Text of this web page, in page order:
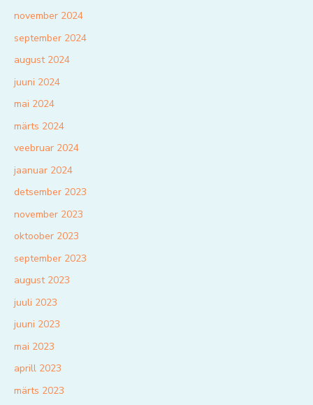
november 2024
september 2024
august 2024
juuni 2024
mai 2024
märts 2024
veebruar 2024
jaanuar 2024
detsember 2023
november 2023
oktoober 2023
september 2023
august 2023
juuli 2023
juuni 2023
mai 2023
aprill 2023
märts 2023